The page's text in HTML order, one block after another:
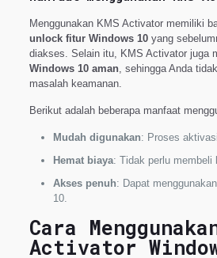
Menggunakan KMS Activator memiliki
unlock fitur Windows 10yang
diakses. Selain itu, KMS Activator juga
Windows 10 aman, sehingga Anda
masalah keamanan.
Berikut adalah beberapa manfaat
Mudah digunakan: Proses
Hemat biaya: Tidak perlu membeli
Akses penuh: Dapat
10.
Cara
Activator